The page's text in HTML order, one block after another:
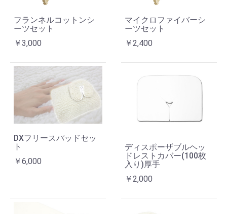
フランネルコットンシ
ーツセット
￥3,000
マイクロファイバーシ
ーツセット
￥2,400
DXフリースパッドセッ
ト
￥6,000
ディスポーザブルヘッ
ドレストカバー(100枚
入り)厚手
￥2,000